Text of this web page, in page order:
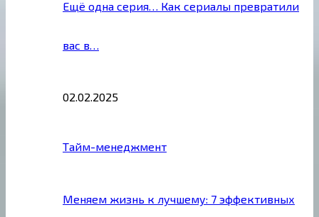
Ещё одна серия… Как сериалы превратили
вас в…
02.02.2025
Тайм-менеджмент
Меняем жизнь к лучшему: 7 эффективных